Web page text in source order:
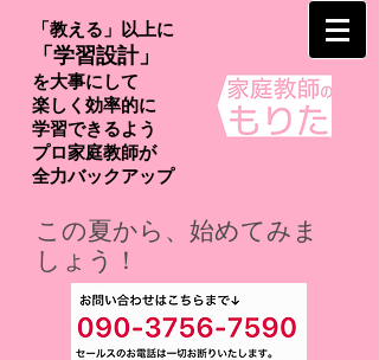
「教える」以上に
「学習設計」
を大事にして
楽しく効率的に
学習できるよう
プロ家庭教師が
​全力バックアップ
この夏から、始めてみま
しょう！